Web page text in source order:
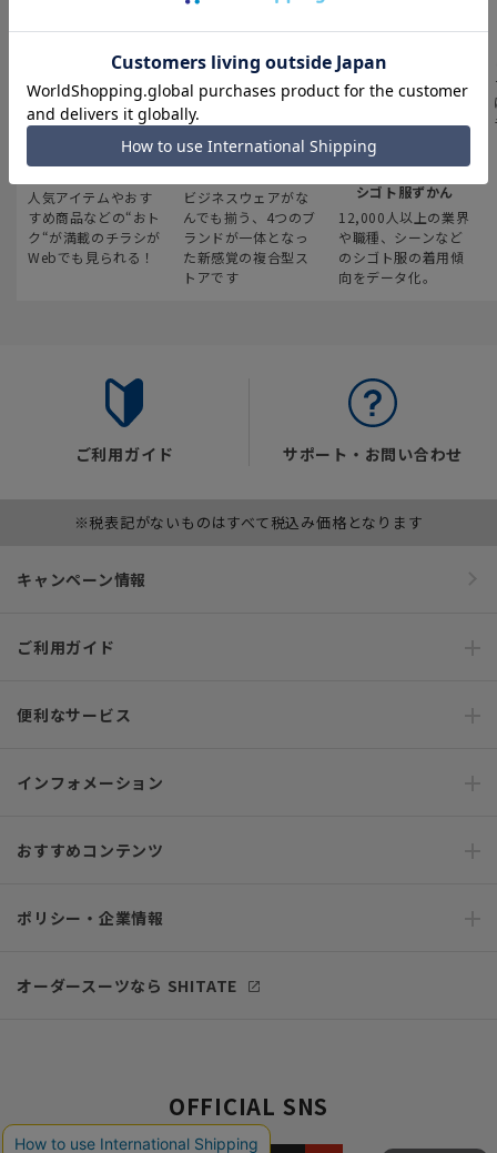
最新のお買い得情報
人気アイテムやおす
すめ商品などの“おト
ク“が満載のチラシが
Webでも見られる！
スーツスクエア
ビジネスウェアがな
んでも揃う、4つのブ
ランドが一体となっ
た新感覚の複合型ス
トアです
みんなの
シゴト服ずかん
12,000人以上の業界
や職種、シーンなど
のシゴト服の着用傾
向をデータ化。
ご利用ガイド サポート・お問い合わせ
※税表記がないものはすべて税込み価格となります
キャンペーン情報
ご利用ガイド
便利なサービス
インフォメーション
おすすめコンテンツ
ポリシー・企業情報
オーダースーツなら SHITATE
OFFICIAL SNS